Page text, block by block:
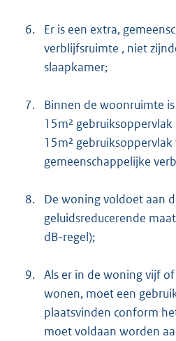
6.
Er is een extra,
verblijfsruimte , niet
slaapkamer;
7.
Binnen de woonruimte
15m²
15m² gebruiksoppervlak
gemeenschappelijke
8.
De woning voldoet aan
geluidsreducerende
dB-regel);
9. Als er in de woning vijf
wonen, moet een
plaatsvinden conform
moet voldaan worden